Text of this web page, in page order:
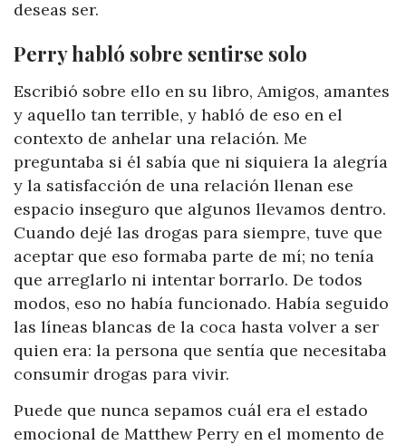
deseas ser.
Perry habló sobre sentirse solo
Escribió sobre ello en su libro, Amigos, amantes
y aquello tan terrible, y habló de eso en el
contexto de anhelar una relación. Me
preguntaba si él sabía que ni siquiera la alegría
y la satisfacción de una relación llenan ese
espacio inseguro que algunos llevamos dentro.
Cuando dejé las drogas para siempre, tuve que
aceptar que eso formaba parte de mí; no tenía
que arreglarlo ni intentar borrarlo. De todos
modos, eso no había funcionado. Había seguido
las líneas blancas de la coca hasta volver a ser
quien era: la persona que sentía que necesitaba
consumir drogas para vivir.
Puede que nunca sepamos cuál era el estado
emocional de Matthew Perry en el momento de